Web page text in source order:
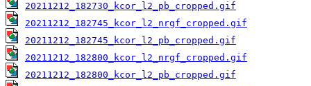
20211212_182730_kcor_l2_pb_cropped.gif
20211212_182745_kcor_l2_nrgf_cropped.gif
20211212_182745_kcor_l2_pb_cropped.gif
20211212_182800_kcor_l2_nrgf_cropped.gif
20211212_182800_kcor_l2_pb_cropped.gif